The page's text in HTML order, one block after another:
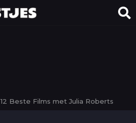
12 Beste Films met Julia Roberts